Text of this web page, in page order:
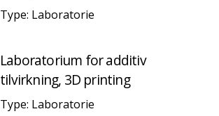
Type: Laboratorie
Laboratorium for additiv
tilvirkning, 3D printing
Type: Laboratorie